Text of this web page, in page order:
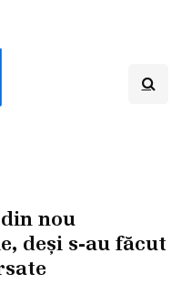
nou
deși s-au făcut